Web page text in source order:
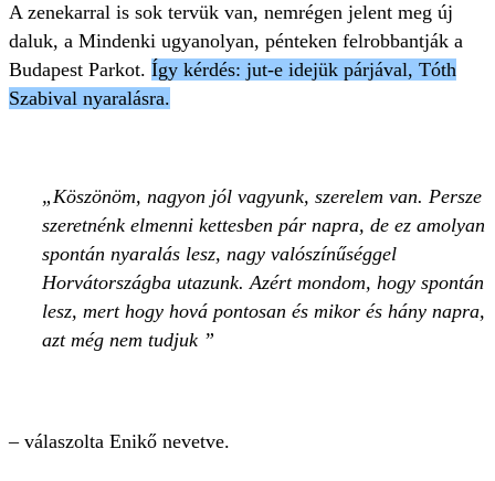
A zenekarral is sok tervük van, nemrégen jelent meg új
daluk, a Mindenki ugyanolyan, pénteken felrobbantják a
Budapest Parkot. Így kérdés: jut-e idejük párjával, Tóth
Szabival nyaralásra.
Köszönöm, nagyon jól vagyunk, szerelem van. Persze
szeretnénk elmenni kettesben pár napra, de ez amolyan
spontán nyaralás lesz, nagy valószínűséggel
Horvátországba utazunk. Azért mondom, hogy spontán
lesz, mert hogy hová pontosan és mikor és hány napra,
azt még nem tudjuk
– válaszolta Enikő nevetve.